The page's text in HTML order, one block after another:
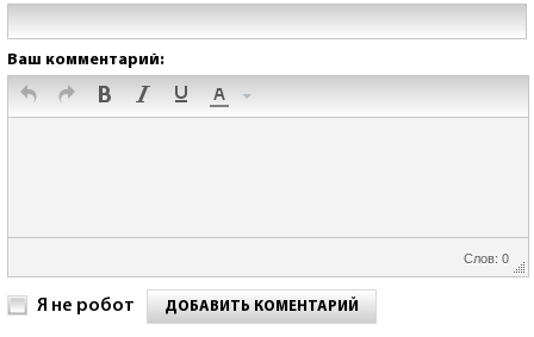
Ваш комментарий:
Слов: 0
Я не робот ДОБАВИТЬ КОМЕНТАРИЙ